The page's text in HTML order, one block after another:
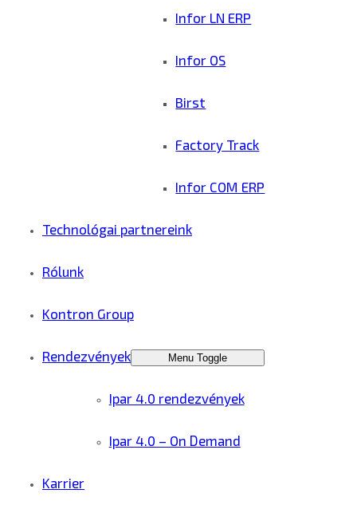
Infor LN ERP
Infor OS
Birst
Factory Track
Infor COM ERP
Technológai partnereink
Rólunk
Kontron Group
Rendezvények Menu Toggle
Ipar 4.0 rendezvények
Ipar 4.0 – On Demand
Karrier